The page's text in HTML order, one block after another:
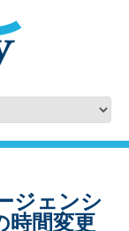
ジェンシ
時間変更